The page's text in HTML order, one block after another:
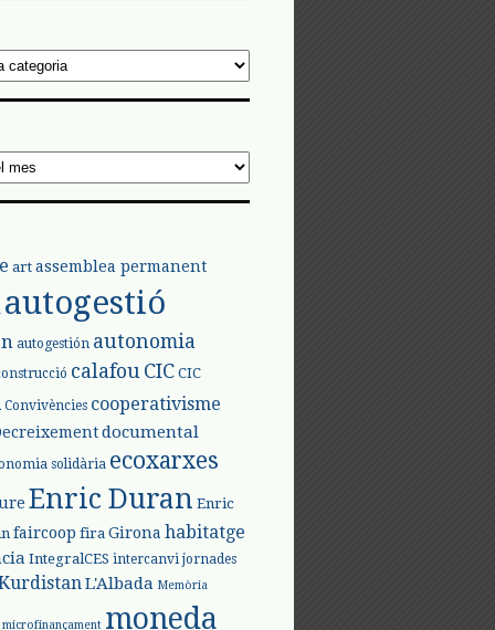
art assemblea permanent
autogestió
autogestión autonomia
calafou CIC CIC
Convivències cooperativisme
documental
solidària ecoxarxes
Enric Duran Enric
faircoop fira Girona habitatge
IntegralCES intercanvi jornades
L'Albada Memòria
microfinançament moneda